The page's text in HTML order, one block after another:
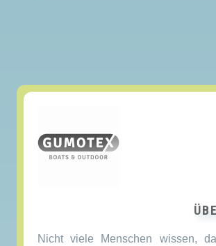
Nicht viele Menschen wissen,